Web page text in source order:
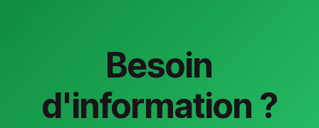
Besoin
d'information ?